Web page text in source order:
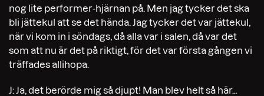
nog lite performer-hjärnan på. Men jag tycker det ska
bli jättekul att se det hända. Jag tycker det var jättekul,
när vi kom in i söndags, då alla var i salen, då var det
som att nu är det på riktigt, för det var första gången vi
träffades allihopa.
J: Ja, det berörde mig så djupt! Man blev helt så här…